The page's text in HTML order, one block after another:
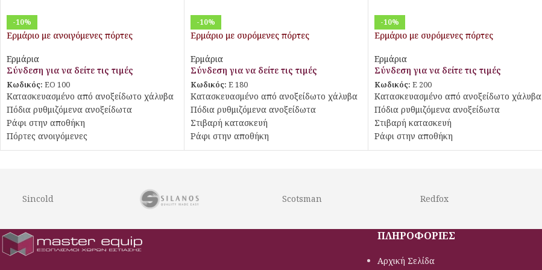
-10%
Ερμάριο με ανοιγόμενες πόρτες
Ερμάρια
Σύνδεση για να δείτε τις τιμές
Κωδικός: EO 100
Κατασκευασμένο από ανοξείδωτο χάλυβα
Πόδια ρυθμιζόμενα ανοξείδωτα
Ράφι στην αποθήκη
Πόρτες ανοιγόμενες
-10%
Ερμάριο με συρόμενες πόρτες
Ερμάρια
Σύνδεση για να δείτε τις τιμές
Κωδικός: E 180
Κατασκευασμένο από ανοξείδωτο χάλυβα
Πόδια ρυθμιζόμενα ανοξείδωτα
Στιβαρή κατασκευή
Ράφι στην αποθήκη
Πόρτες συρόμενες
-10%
Ερμάριο με συρόμενες πόρτες
Ερμάρια
Σύνδεση για να δείτε τις τιμές
Κωδικός: E 200
Κατασκευασμένο από ανοξείδωτο χάλυβα
Πόδια ρυθμιζόμενα ανοξείδωτα
Στιβαρή κατασκευή
Ράφι στην αποθήκη
Πόρτες συρόμενες
Sincold Scotsman Redfox
ΠΛΗΡΟΦΟΡΙΕΣ
Αρχική Σελίδα